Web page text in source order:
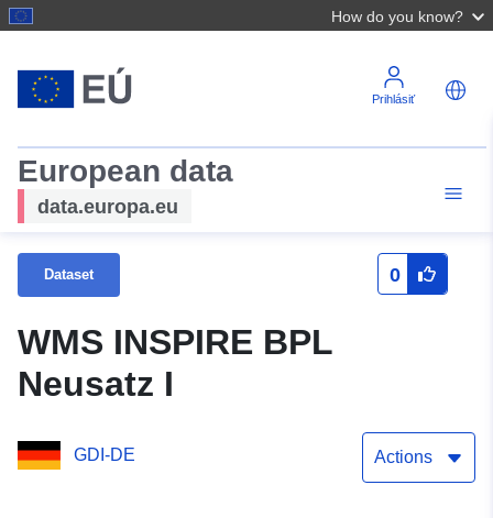
How do you know?
Prihlásiť
European data
data.europa.eu
Dataset 0
WMS INSPIRE BPL
Neusatz I
GDI-DE Actions